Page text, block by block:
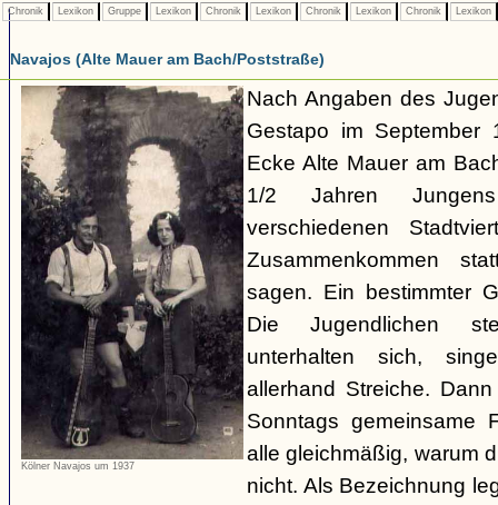
Chronik Lexikon Gruppe Lexikon Chronik Lexikon Chronik Lexikon Chronik Lexikon
Navajos (Alte Mauer am Bach/Poststraße)
Kölner Navajos um 1937
Nach Angaben des
Gestapo im
Ecke Alte Mauer am
1/2 Jahren
verschiedenen
Zusammenkommen
sagen. Ein bestimmter
Die Jugendlichen
unterhalten sich,
allerhand Streiche.
Sonntags gemeinsame
alle gleichmäßig, warum
nicht. Als Bezeichnung